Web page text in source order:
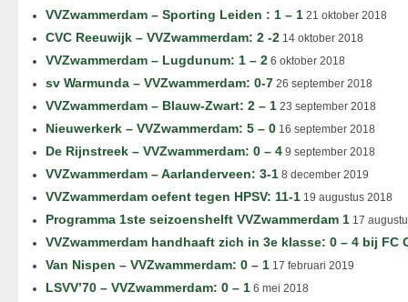
VVZwammerdam – Sporting Leiden : 1 – 1 21 oktober 2018
CVC Reeuwijk – VVZwammerdam: 2 -2 14 oktober 2018
VVZwammerdam – Lugdunum: 1 – 2 6 oktober 2018
sv Warmunda – VVZwammerdam: 0-7 26 september 2018
VVZwammerdam – Blauw-Zwart: 2 – 1 23 september 2018
Nieuwerkerk – VVZwammerdam: 5 – 0 16 september 2018
De Rijnstreek – VVZwammerdam: 0 – 4 9 september 2018
VVZwammerdam – Aarlanderveen: 3-1 8 december 2019
VVZwammerdam oefent tegen HPSV: 11-1 19 augustus 2018
Programma 1ste seizoenshelft VVZwammerdam 1 17
VVZwammerdam handhaaft zich in 3e klasse: 0 – 4 bij FC
Van Nispen – VVZwammerdam: 0 – 1 17 februari 2019
LSVV’70 – VVZwammerdam: 0 – 1 6 mei 2018